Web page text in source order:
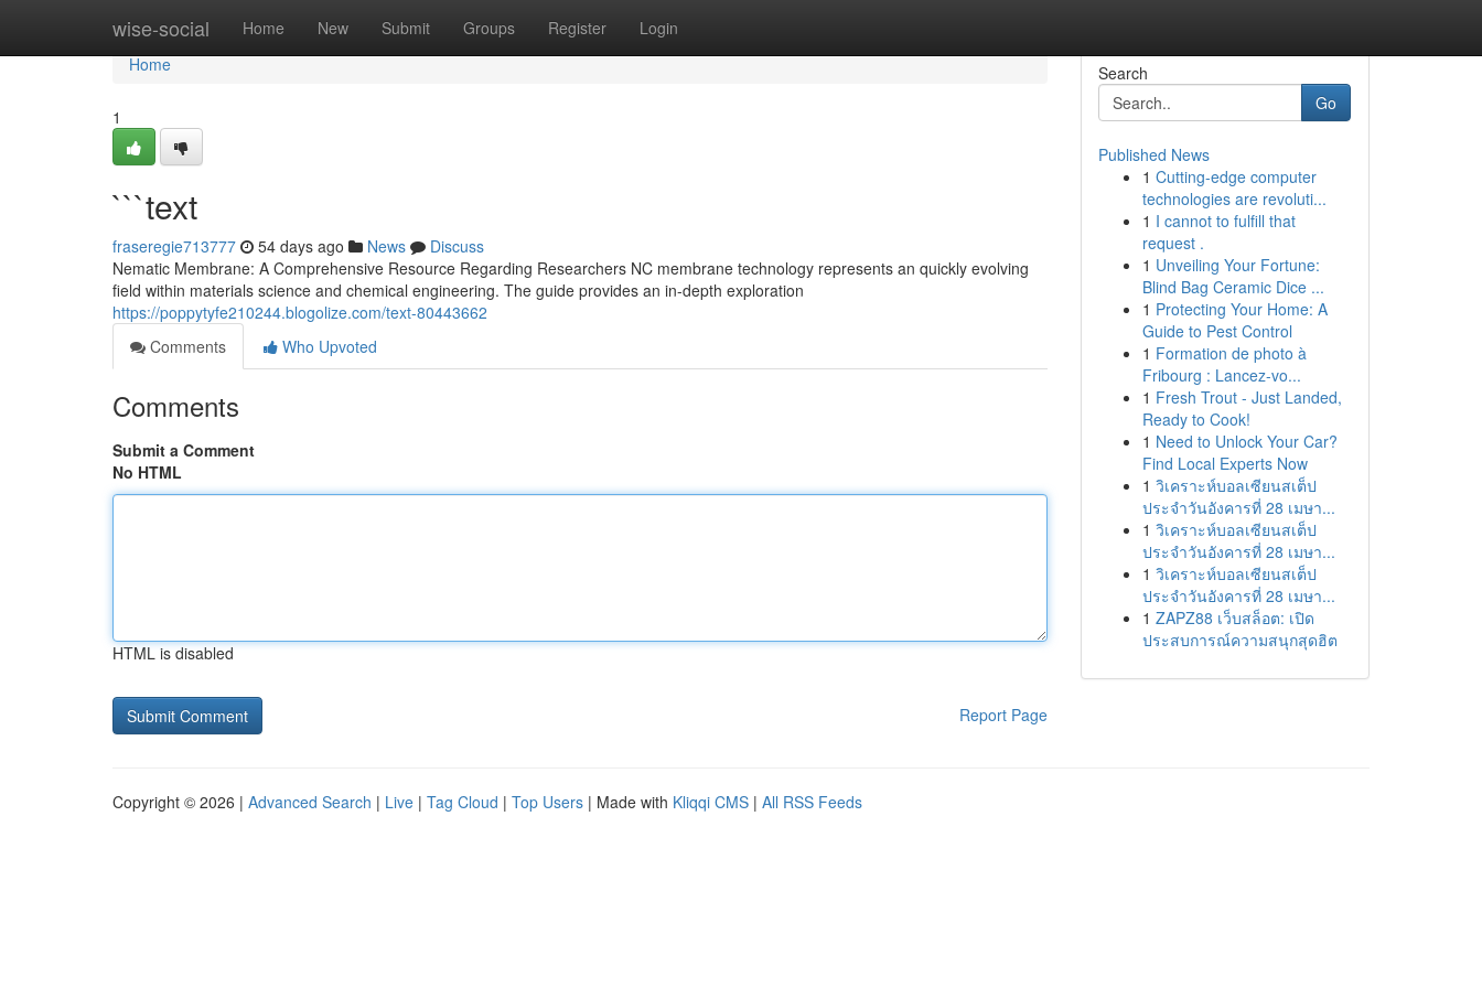
wise-social Home New Submit Groups Register Login
Home
Home
1
```text
fraseregie713777 54 days ago News
Discuss
Nematic Membrane: A Comprehensive Resource Regarding Researchers NC membrane technology represents an quickly evolving
field within materials science and chemical engineering. The guide provides an in-depth exploration
https://poppytyfe210244.blogolize.com/text-80443662
Comments
Who Upvoted
Comments
Submit a Comment
No HTML
HTML is disabled
Report Page
Search
Go
Published News
1 Cutting-edge computer
technologies are revoluti...
1 I cannot to fulfill that
request .
1 Unveiling Your Fortune:
Blind Bag Ceramic Dice ...
1 Protecting Your Home: A
Guide to Pest Control
1 Formation de photo à
Fribourg : Lancez-vo...
1 Fresh Trout - Just Landed,
Ready to Cook!
1 Need to Unlock Your Car?
Find Local Experts Now
1 วิเคราะห์บอลเซียนสเต็ป
ประจำวันอังคารที่ 28 เมษา...
1 วิเคราะห์บอลเซียนสเต็ป
ประจำวันอังคารที่ 28 เมษา...
1 วิเคราะห์บอลเซียนสเต็ป
ประจำวันอังคารที่ 28 เมษา...
1 ZAPZ88 เว็บสล็อต: เปิด
ประสบการณ์ความสนุกสุดฮิต
Copyright © 2026 | Advanced Search | Live | Tag Cloud | Top Users | Made with Kliqqi CMS | All RSS Feeds